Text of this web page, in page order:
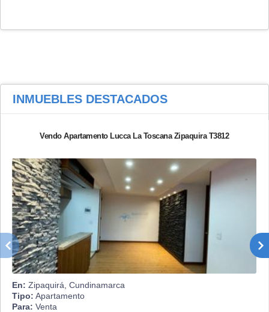
INMUEBLES DESTACADOS
Vendo Apartamento Lucca La Toscana Zipaquira T3812
En: Zipaquirá, Cundinamarca
Tipo: Apartamento
Para: Venta